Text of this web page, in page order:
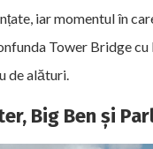
iar momentul în
Tower Bridge cu
de alături.
Big Ben și